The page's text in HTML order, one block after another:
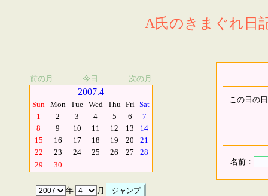
A氏のきまぐれ日
前の月 今日 次の月
2007.4
Sun Mon Tue Wed Thu Fri Sat
1
2 3 4 5 6
7
8
9 10 11 12 13
14
15
16 17 18 19 20
21
22
23 24 25 26 27
28
29
30
年 月
この日の
名前：